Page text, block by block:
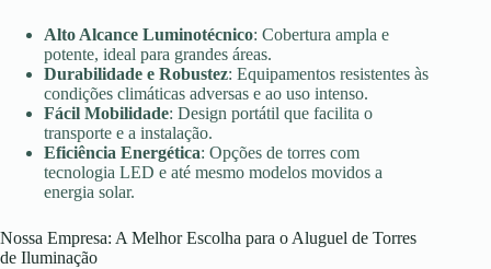
Alto Alcance Luminotécnico: Cobertura ampla e
potente, ideal para grandes áreas.
Durabilidade e Robustez: Equipamentos resistentes às
condições climáticas adversas e ao uso intenso.
Fácil Mobilidade: Design portátil que facilita o
transporte e a instalação.
Eficiência Energética: Opções de torres com
tecnologia LED e até mesmo modelos movidos a
energia solar.
Nossa Empresa: A Melhor Escolha para o Aluguel de Torres
de Iluminação